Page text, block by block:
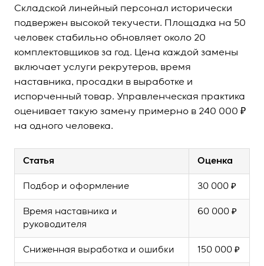
Складской линейный персонал исторически
подвержен высокой текучести. Площадка на 50
человек стабильно обновляет около 20
комплектовщиков за год. Цена каждой замены
включает услуги рекрутеров, время
наставника, просадки в выработке и
испорченный товар. Управленческая практика
оценивает такую замену примерно в 240 000 ₽
на одного человека.
Статья Оценка
Подбор и оформление 30 000 ₽
Время наставника и
руководителя
60 000 ₽
Сниженная выработка и ошибки 150 000 ₽